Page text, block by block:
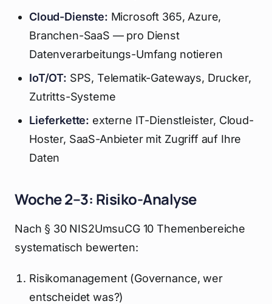
Cloud-Dienste: Microsoft 365, Azure,
Branchen-SaaS — pro Dienst
Datenverarbeitungs-Umfang notieren
IoT/OT: SPS, Telematik-Gateways, Drucker,
Zutritts-Systeme
Lieferkette: externe IT-Dienstleister, Cloud-
Hoster, SaaS-Anbieter mit Zugriff auf Ihre
Daten
Woche 2–3: Risiko-Analyse
Nach § 30 NIS2UmsuCG 10 Themenbereiche
systematisch bewerten:
Risikomanagement (Governance, wer
entscheidet was?)